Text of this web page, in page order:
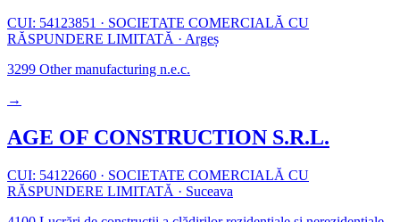
CUI: 54123851 · SOCIETATE COMERCIALĂ CU
RĂSPUNDERE LIMITATĂ · Argeș
3299 Other manufacturing n.e.c.
→
AGE OF CONSTRUCTION S.R.L.
CUI: 54122660 · SOCIETATE COMERCIALĂ CU
RĂSPUNDERE LIMITATĂ · Suceava